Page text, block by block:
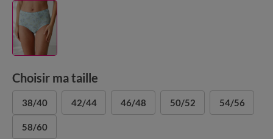
Choisir ma taille
38/40 42/44 46/48 50/52 54/56
58/60